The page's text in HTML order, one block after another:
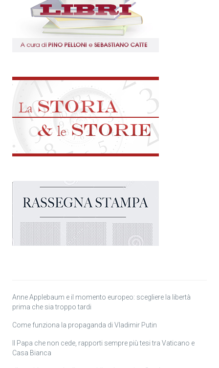
Anne Applebaum e il momento europeo: scegliere la libertà
prima che sia troppo tardi
Come funziona la propaganda di Vladimir Putin
Il Papa che non cede, rapporti sempre più tesi tra Vaticano e
Casa Bianca